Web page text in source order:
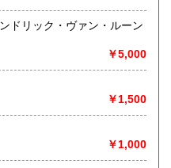
￥5,000
￥1,500
￥1,000